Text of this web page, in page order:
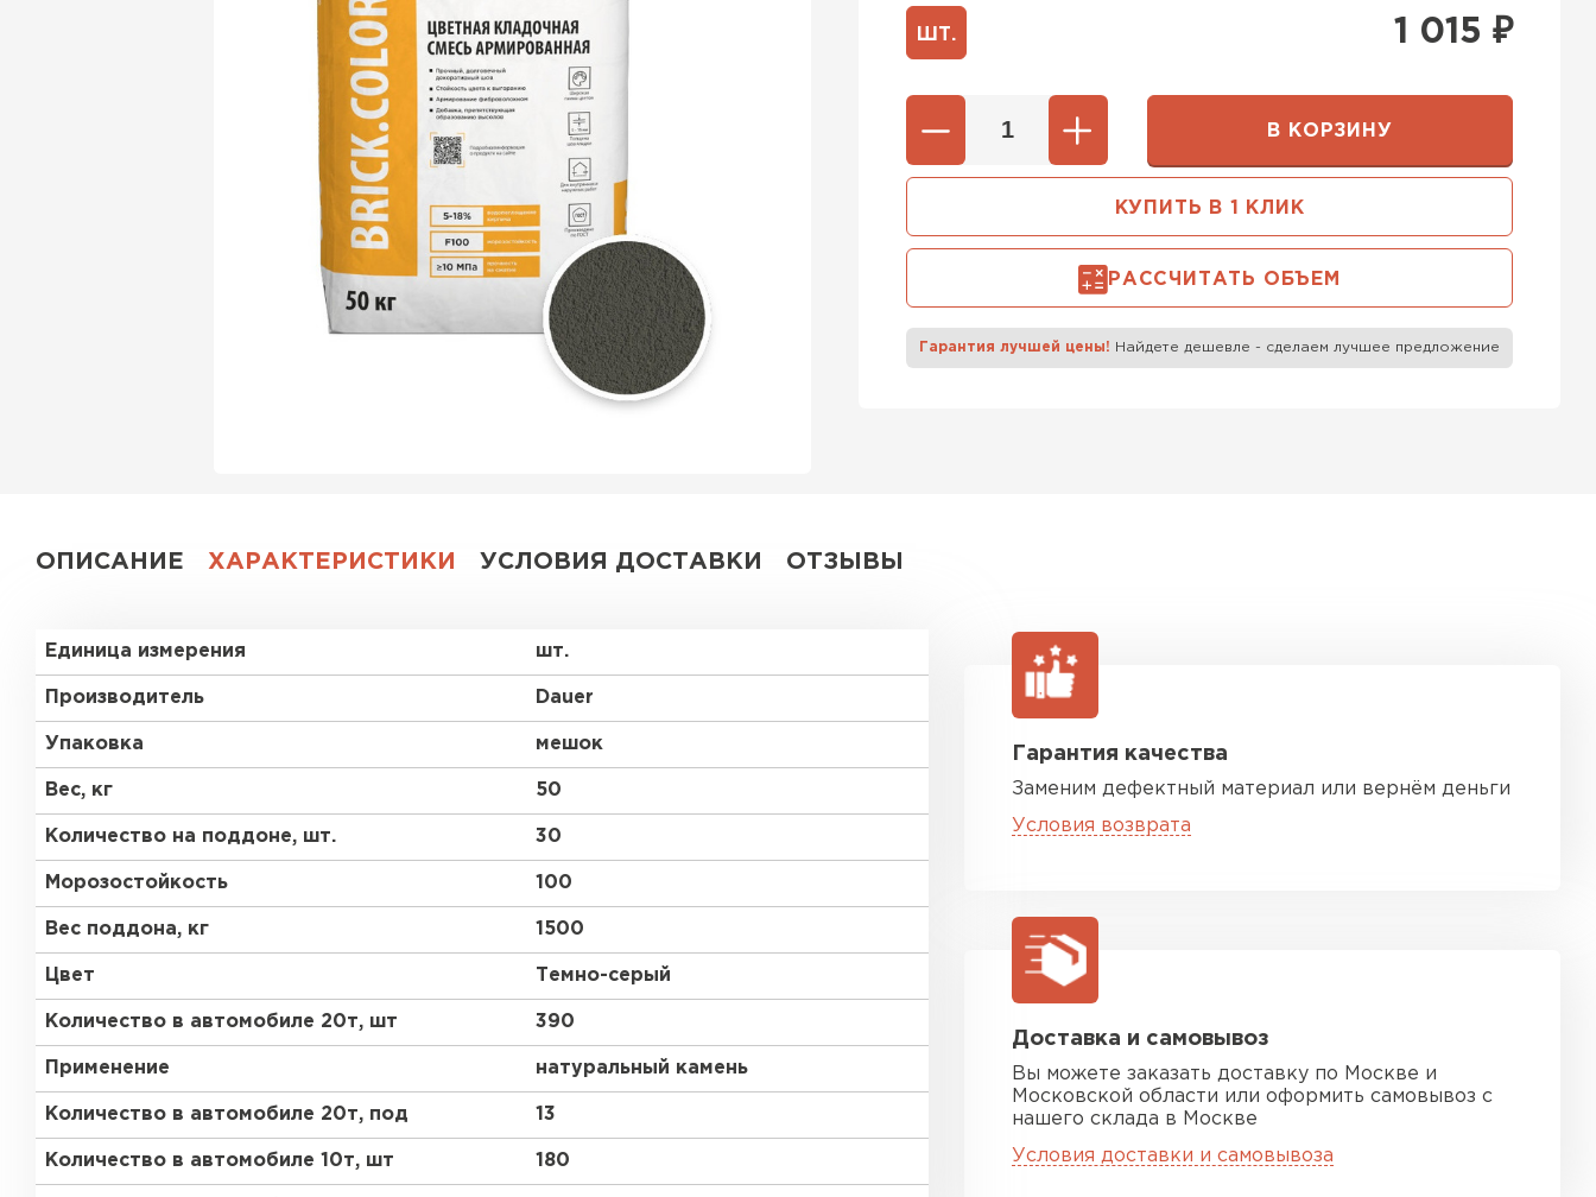
Газосиликат
Газобетон ЛСР
Газобетон Poritep
Газобетон ДСК Грас
Газобетон CubiBlock
Газобетон Калужский
Газобетон Забудова
600х400х200
ШТ. 1 015 ₽
В КОРЗИНУ
КУПИТЬ В 1 КЛИК
РАССЧИТАТЬ ОБЪЕМ
Гарантия лучшей цены! Найдете дешевле - сделаем лучшее предложение
ОПИСАНИЕ ХАРАКТЕРИСТИКИ УСЛОВИЯ ДОСТАВКИ ОТЗЫВЫ
Единица измерения шт.
Производитель Dauer
Упаковка мешок
Вес, кг 50
Количество на поддоне, шт. 30
Морозостойкость 100
Вес поддона, кг 1500
Цвет Темно-серый
Количество в автомобиле 20т, шт 390
Применение натуральный камень
Количество в автомобиле 20т, под 13
Количество в автомобиле 10т, шт 180
Гарантия качества
Заменим дефектный материал или вернём деньги
Условия возврата
Доставка и самовывоз
Вы можете заказать доставку по Москве и
Московской области или оформить самовывоз с
нашего склада в Москве
Условия доставки и самовывоза
Газобетон Могилевский КСИ
ПЕРЕЙТИ
Газобетон H+H Газобетон Бонолит
ПЕРЕЙТИ
Газобетон Могилевский Газосиликат
Газобетон СК
Газобетон (ЕвроАэроБетон)
Газобетон Белорусский SLS
Газобетон Белорусский (БЦК)
Газобетон Забудова